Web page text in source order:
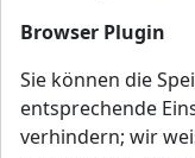
Browser Plugin
Sie können die
entsprechende
verhindern; wir